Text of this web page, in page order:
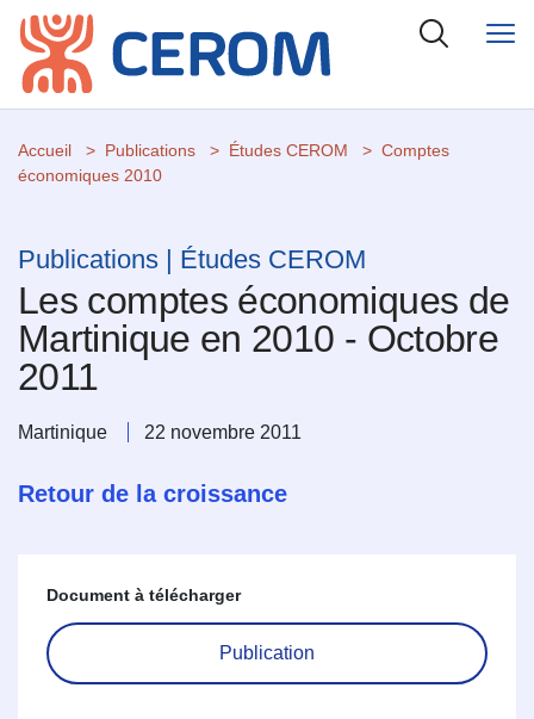
Accueil Publications Études CEROM
Comptes
économiques 2010
Publications | Études CEROM
Les comptes économiques de
Martinique en 2010 - Octobre
2011
Martinique 22 novembre 2011
Retour de la croissance
Document à télécharger
Publication